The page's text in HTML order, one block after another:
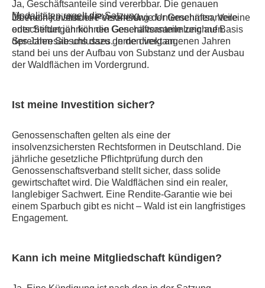
Ist meine Investition sicher?
Genossenschaften gelten als eine der
insolvenzsichersten Rechtsformen in Deutschland. Die
jährliche gesetzliche Pflichtprüfung durch den
Genossenschaftsverband stellt sicher, dass solide
gewirtschaftet wird. Die Waldflächen sind ein realer,
langlebiger Sachwert. Eine Rendite-Garantie wie bei
einem Sparbuch gibt es nicht – Wald ist ein langfristiges
Engagement.
Über eine eventuelle Verzinsung der Geschäftsanteile
entscheidet jährlich die Generalversammlung auf Basis
des Jahresabschlusses. In den vergangenen Jahren
stand bei uns der Aufbau von Substanz und der Ausbau
der Waldflächen im Vordergrund.
Kann ich meine Mitgliedschaft kündigen?
Ja, Geschäftsanteile sind vererbbar. Die genauen
Modalitäten regelt die Satzung.
Ja. Auch juristische Personen wie Unternehmen, Vereine
oder Stiftungen können Geschäftsanteile zeichnen.
Sprechen Sie uns dazu gerne direkt an.